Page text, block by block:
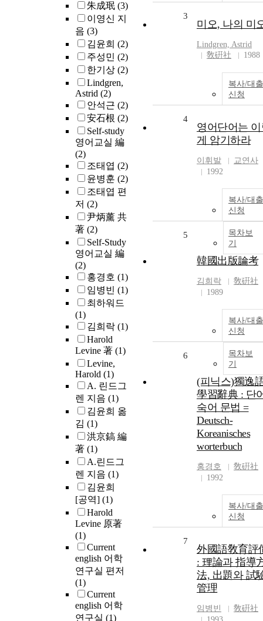
朱成珉 (3)
이영신 지
음 (3)
김윤희 (2)
주성민 (2)
한기상 (2)
Lindgren,
Astrid (2)
안석근 (2)
安石根 (2)
Self-study
영어교실 編
(2)
조태엽 (2)
윤병훈 (2)
조태엽 편
저 (2)
尹炳薰 共
著 (2)
Self-Study
영어교실 編
(2)
홍경호 (1)
임병빈 (1)
최하워드
(1)
김희락 (1)
Harold
Levine 著 (1)
Levine,
Harold (1)
A. 린드그
렌 지음 (1)
김윤희 옮
김 (1)
洪京鎬 編
著 (1)
A.린드그
렌 지음 (1)
김윤희
[공역] (1)
Harold
Levine 原著
(1)
Current
english 어학
연구실 편저
(1)
Current
english 어학
연구실 (1)
3
미오, 나의 미
Lindgren, Astrid
敎硏社
1988
복사/대출
신청
4
영어단어는
게 암기하라
이휘발
교연사
1992
복사/대출
신청
목차보
기
5
韓國出版論考
김희락
敎硏社
1989
복사/대출
신청
목차보
기
6
(피닉스)獨逸
學習辭典 : 단
숙어 문법 =
Deutsch-
Koreanisches
worterbuch
홍경호
敎硏社
1992
복사/대출
신청
7
外國語敎育評
: 理論과 指導
法, 出題와 試
管理
임병빈
敎硏社